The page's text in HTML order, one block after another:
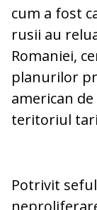
cum a fost
rusii au
Romaniei,
planurilor
american
teritoriul
Potrivit